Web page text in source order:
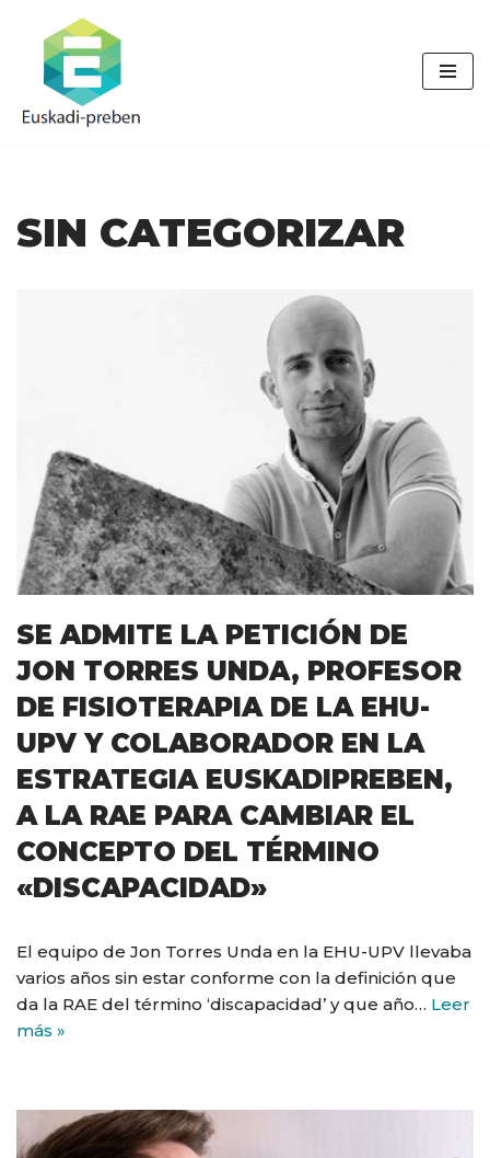
Saltar
contenido
SIN CATEGORIZAR
SE ADMITE LA PETICIÓN DE
JON TORRES UNDA, PROFESOR
DE FISIOTERAPIA DE LA EHU-
UPV Y COLABORADOR EN LA
ESTRATEGIA EUSKADIPREBEN,
A LA RAE PARA CAMBIAR EL
CONCEPTO DEL TÉRMINO
«DISCAPACIDAD»
El equipo de Jon Torres Unda en la EHU-UPV llevaba
varios años sin estar conforme con la definición que
da la RAE del término ‘discapacidad’ y que año… Leer
más »